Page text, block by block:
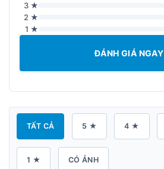
3 ★
2 ★
1 ★
ĐÁNH GIÁ NGAY
TẤT CẢ 5 ★ 4 ★
1 ★ CÓ ẢNH